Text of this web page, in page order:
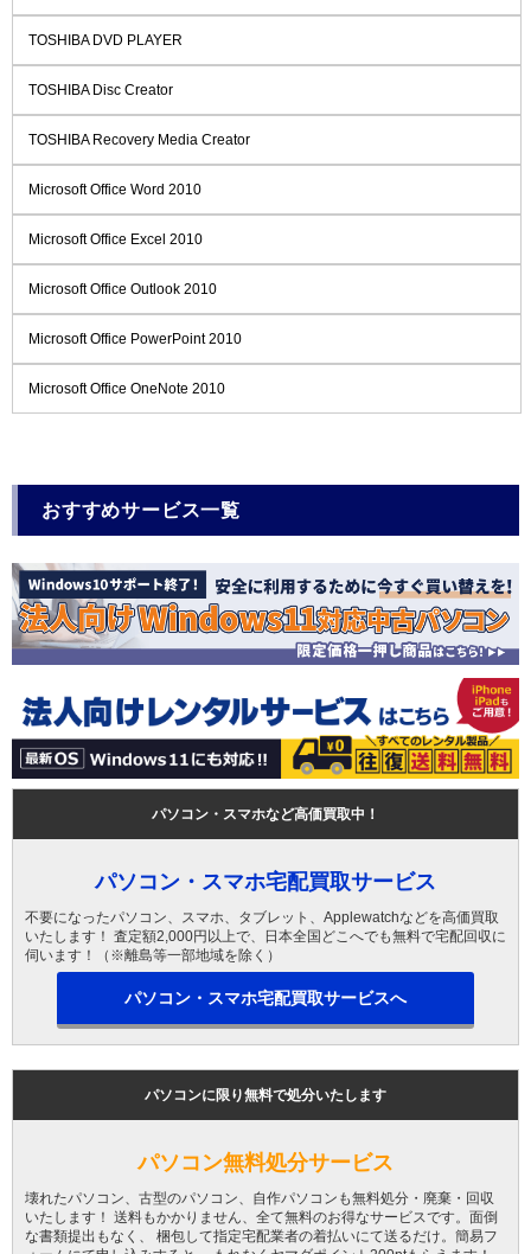
TOSHIBA DVD PLAYER
TOSHIBA Disc Creator
TOSHIBA Recovery Media Creator
Microsoft Office Word 2010
Microsoft Office Excel 2010
Microsoft Office Outlook 2010
Microsoft Office PowerPoint 2010
Microsoft Office OneNote 2010
おすすめサービス一覧
パソコン・スマホなど高価買取中！
パソコン・スマホ宅配買取サービス
不要になったパソコン、スマホ、タブレット、Applewatchなどを高価買取
いたします！ 査定額2,000円以上で、日本全国どこへでも無料で宅配回収に
伺います！（※離島等一部地域を除く）
パソコン・スマホ宅配買取サービスへ
パソコンに限り無料で処分いたします
パソコン無料処分サービス
壊れたパソコン、古型のパソコン、自作パソコンも無料処分・廃棄・回収
いたします！ 送料もかかりません、全て無料のお得なサービスです。面倒
な書類提出もなく、 梱包して指定宅配業者の着払いにて送るだけ。簡易フ